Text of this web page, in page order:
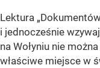
Lektura
i jednocześnie
na Wołyniu nie
właściwe miejsce w